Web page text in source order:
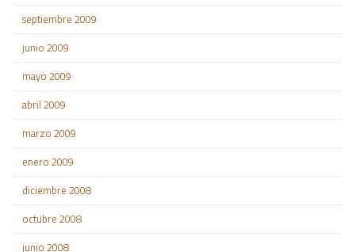
septiembre 2009
junio 2009
mayo 2009
abril 2009
marzo 2009
enero 2009
diciembre 2008
octubre 2008
junio 2008